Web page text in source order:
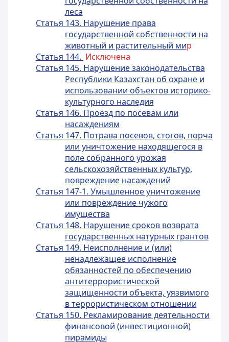
леса
Статья 143. Нарушение права
государственной собственности на
животный и растительный мир
Статья 144. Исключена
Статья 145. Нарушение законодательства
Республики Казахстан об охране и
использовании объектов историко-
культурного наследия
Статья 146. Проезд по посевам или
насаждениям
Статья 147. Потрава посевов, стогов, порча
или уничтожение находящегося в
поле собранного урожая
сельскохозяйственных культур,
повреждение насаждений
Статья 147-1. Умышленное уничтожение
или повреждение чужого
имущества
Статья 148. Нарушение сроков возврата
государственных натурных грантов
Статья 149. Неисполнение и (или)
ненадлежащее исполнение
обязанностей по обеспечению
антитеррористической
защищенности объекта, уязвимого
в террористическом отношении
Статья 150. Рекламирование деятельности
финансовой (инвестиционной)
пирамиды